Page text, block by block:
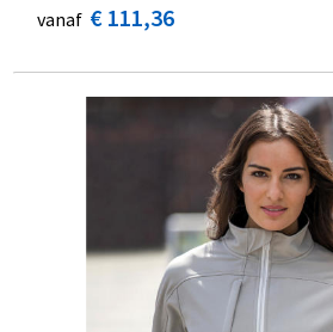
vanaf € 111,36